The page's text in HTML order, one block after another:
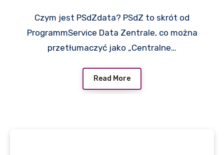
Czym jest PSdZdata? PSdZ to skrót od
ProgrammService Data Zentrale, co można
przetłumaczyć jako „Centralne…
Read More